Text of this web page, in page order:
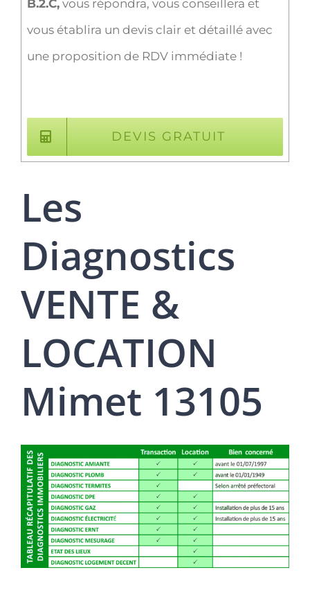
B.2.C,vous répondra, vous conseillera et
vous établira un devis clair et détaillé avec
une proposition de RDV immédiate !
DEVIS GRATUIT
Les
Diagnostics
VENTE &
LOCATION
Mimet 13105